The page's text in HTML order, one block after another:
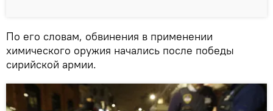
По его словам, обвинения в применении
химического оружия начались после победы
сирийской армии.